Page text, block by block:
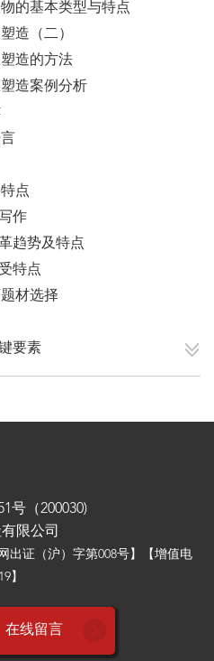
的基本类型与特点
造（二）
造的方法
造案例分析
点
作
趋势及特点
特点
材选择
要素
号（200030)
限公司
出证（沪）字第008号】【增值电
】
在线留言